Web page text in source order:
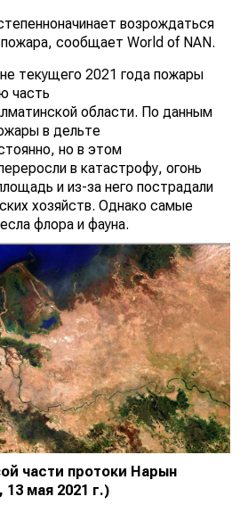
возрождаться
сообщает World of NAN.
текущего 2021 года пожары
часть
области. По данным
в дельте
но в этом
в катастрофу, огонь
и из-за него пострадали
хозяйств. Однако самые
флора и фауна.
части протоки Нарын
мая 2021 г.)